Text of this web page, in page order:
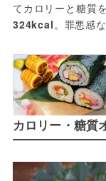
てカロリーと糖質
324kcal。罪悪感
カロリー・糖質